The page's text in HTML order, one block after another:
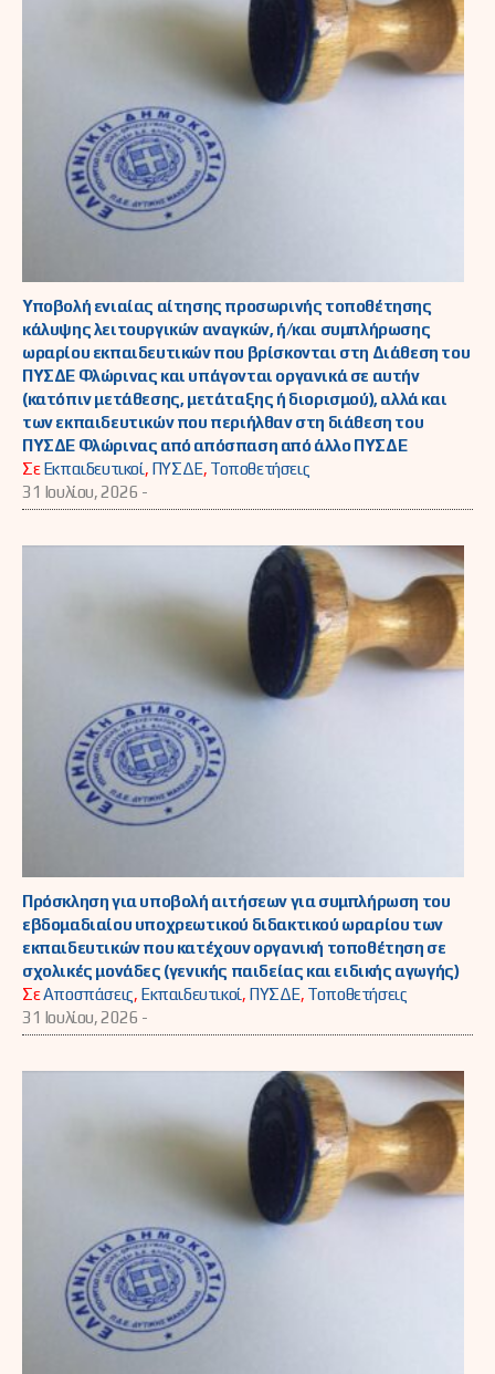
Υποβολή ενιαίας αίτησης προσωρινής τοποθέτησης
κάλυψης λειτουργικών αναγκών, ή/και συμπλήρωσης
ωραρίου εκπαιδευτικών που βρίσκονται στη Διάθεση του
ΠΥΣΔΕ Φλώρινας και υπάγονται οργανικά σε αυτήν
(κατόπιν μετάθεσης, μετάταξης ή διορισμού), αλλά και
των εκπαιδευτικών που περιήλθαν στη διάθεση του
ΠΥΣΔΕ Φλώρινας από απόσπαση από άλλο ΠΥΣΔΕ
ΣεΕκπαιδευτικοί, ΠΥΣΔΕ, Τοποθετήσεις
31 Ιουλίου, 2026 -
Πρόσκληση για υποβολή αιτήσεων για συμπλήρωση του
εβδομαδιαίου υποχρεωτικού διδακτικού ωραρίου των
εκπαιδευτικών που κατέχουν οργανική τοποθέτηση σε
σχολικές μονάδες (γενικής παιδείας και ειδικής αγωγής)
ΣεΑποσπάσεις, Εκπαιδευτικοί, ΠΥΣΔΕ, Τοποθετήσεις
31 Ιουλίου, 2026 -